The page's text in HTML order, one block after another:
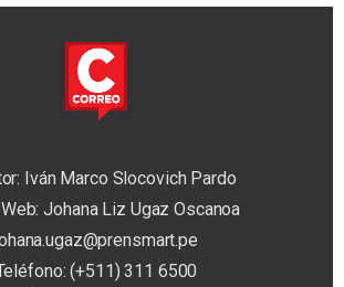
Iván Marco Slocovich Pardo
Johana Liz Ugaz Oscanoa
(+511) 311 6500